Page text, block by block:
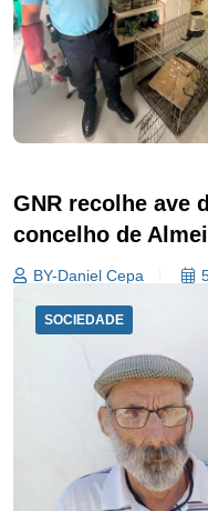
GNR recolhe ave
concelho de
BY-Daniel Cepa
SOCIEDADE